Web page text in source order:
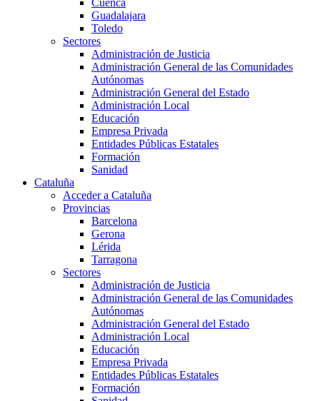
Cuenca
Guadalajara
Toledo
Sectores
Administración de Justicia
Administración General de las Comunidades
Autónomas
Administración General del Estado
Administración Local
Educación
Empresa Privada
Entidades Públicas Estatales
Formación
Sanidad
Cataluña
Acceder a Cataluña
Provincias
Barcelona
Gerona
Lérida
Tarragona
Sectores
Administración de Justicia
Administración General de las Comunidades
Autónomas
Administración General del Estado
Administración Local
Educación
Empresa Privada
Entidades Públicas Estatales
Formación